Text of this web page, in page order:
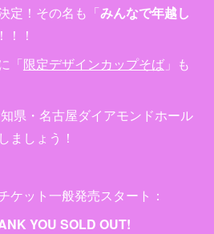
定！その名も「みんなで年越し
！！
「限定デザインカップそば」も
県・名古屋ダイアモンドホール
ましょう！
ケット一般発売スタート：
YOU SOLD OUT!